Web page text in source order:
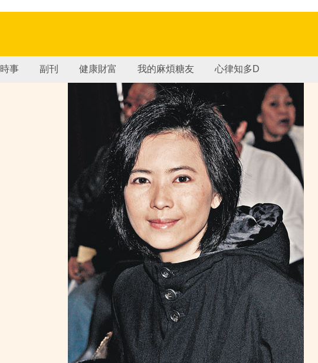
時事 副刊 健康財富 我的麻煩糖友 心律知多D